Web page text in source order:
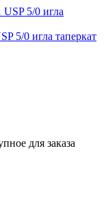
5/0 игла таперкат
для заказа